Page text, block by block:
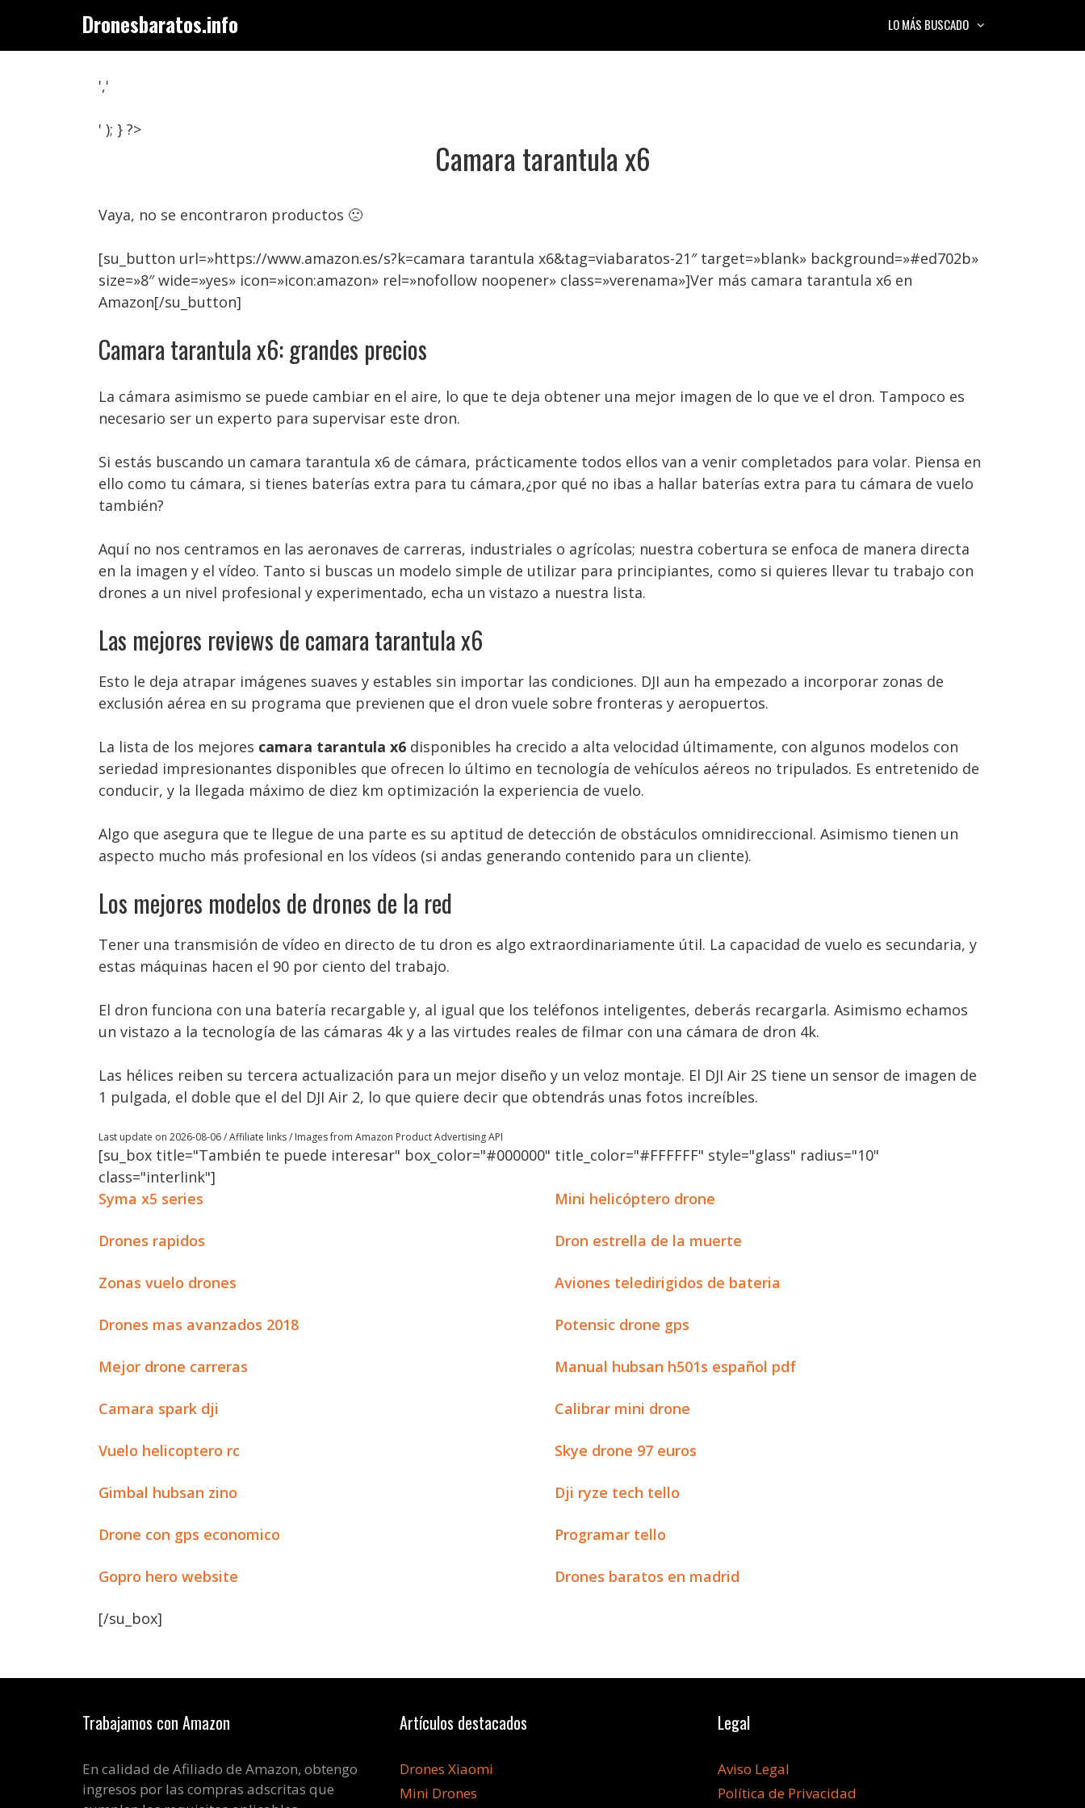
contenido
Dronesbaratos.info LO MÁS BUSCADO
','
' ); } ?>
Camara tarantula x6
Vaya, no se encontraron productos 🙁
[su_button url=»https://www.amazon.es/s?k=camara tarantula x6&tag=viabaratos-21″ target=»blank» background=»#ed702b»
size=»8″ wide=»yes» icon=»icon:amazon» rel=»nofollow noopener» class=»verenama»]Ver más camara tarantula x6 en
Amazon[/su_button]
Camara tarantula x6: grandes precios
La cámara asimismo se puede cambiar en el aire, lo que te deja obtener una mejor imagen de lo que ve el dron. Tampoco es
necesario ser un experto para supervisar este dron.
Si estás buscando un camara tarantula x6 de cámara, prácticamente todos ellos van a venir completados para volar. Piensa en
ello como tu cámara, si tienes baterías extra para tu cámara,¿por qué no ibas a hallar baterías extra para tu cámara de vuelo
también?
Aquí no nos centramos en las aeronaves de carreras, industriales o agrícolas; nuestra cobertura se enfoca de manera directa
en la imagen y el vídeo. Tanto si buscas un modelo simple de utilizar para principiantes, como si quieres llevar tu trabajo con
drones a un nivel profesional y experimentado, echa un vistazo a nuestra lista.
Las mejores reviews de camara tarantula x6
Esto le deja atrapar imágenes suaves y estables sin importar las condiciones. DJI aun ha empezado a incorporar zonas de
exclusión aérea en su programa que previenen que el dron vuele sobre fronteras y aeropuertos.
La lista de los mejores camara tarantula x6 disponibles ha crecido a alta velocidad últimamente, con algunos modelos con
seriedad impresionantes disponibles que ofrecen lo último en tecnología de vehículos aéreos no tripulados. Es entretenido de
conducir, y la llegada máximo de diez km optimización la experiencia de vuelo.
Algo que asegura que te llegue de una parte es su aptitud de detección de obstáculos omnidireccional. Asimismo tienen un
aspecto mucho más profesional en los vídeos (si andas generando contenido para un cliente).
Los mejores modelos de drones de la red
Tener una transmisión de vídeo en directo de tu dron es algo extraordinariamente útil. La capacidad de vuelo es secundaria, y
estas máquinas hacen el 90 por ciento del trabajo.
El dron funciona con una batería recargable y, al igual que los teléfonos inteligentes, deberás recargarla. Asimismo echamos
un vistazo a la tecnología de las cámaras 4k y a las virtudes reales de filmar con una cámara de dron 4k.
Las hélices reiben su tercera actualización para un mejor diseño y un veloz montaje. El DJI Air 2S tiene un sensor de imagen de
1 pulgada, el doble que el del DJI Air 2, lo que quiere decir que obtendrás unas fotos increíbles.
Last update on 2026-08-06 / Affiliate links / Images from Amazon Product Advertising API
[su_box title="También te puede interesar" box_color="#000000" title_color="#FFFFFF" style="glass" radius="10"
class="interlink"]
Syma x5 series
Mini helicóptero drone
Drones rapidos Dron estrella de la muerte
Zonas vuelo drones Aviones teledirigidos de bateria
Drones mas avanzados 2018 Potensic drone gps
Mejor drone carreras Manual hubsan h501s español pdf
Camara spark dji Calibrar mini drone
Vuelo helicoptero rc Skye drone 97 euros
Gimbal hubsan zino Dji ryze tech tello
Drone con gps economico Programar tello
Gopro hero website Drones baratos en madrid
[/su_box]
Trabajamos con Amazon
En calidad de Afiliado de Amazon, obtengo
ingresos por las compras adscritas que
Artículos destacados
Drones Xiaomi
Mini Drones
Legal
Aviso Legal
Política de Privacidad